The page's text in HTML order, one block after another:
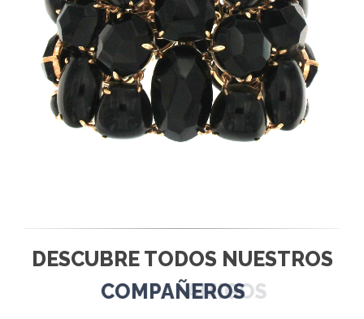
DESCUBRE TODOS NUESTROS
COMPAÑEROS